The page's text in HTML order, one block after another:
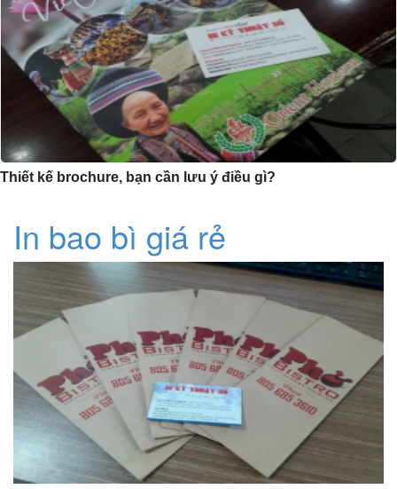
Thiết kế brochure, bạn cần lưu ý điều gì?
In bao bì giá rẻ